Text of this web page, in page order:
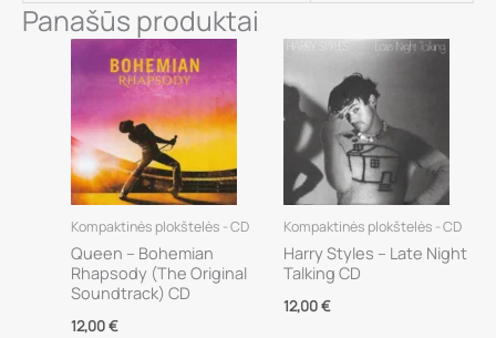
Panašūs produktai
Kompaktinės plokštelės - CD
Queen – Bohemian
Rhapsody (The Original
Soundtrack) CD
12,00€
Kompaktinės plokštelės - CD
Harry Styles – Late Night
Talking CD
12,00€